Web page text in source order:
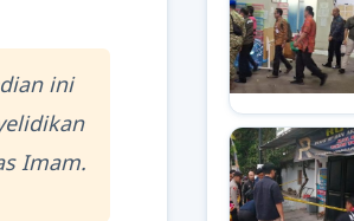
ini
Imam.